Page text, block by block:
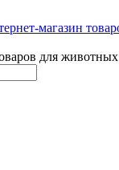
для животных